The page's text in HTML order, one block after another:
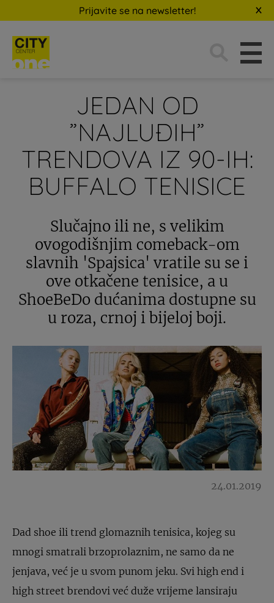
Prijavite se na newsletter!
JEDAN OD
”NAJLUĐIH”
TRENDOVA IZ 90-IH:
BUFFALO TENISICE
Slučajno ili ne, s velikim
ovogodišnjim comeback-om
slavnih 'Spajsica' vratile su se i
ove otkačene tenisice, a u
ShoeBeDo dućanima dostupne su
u roza, crnoj i bijeloj boji.
24.01.2019
Dad shoe ili trend glomaznih tenisica, kojeg su
mnogi smatrali brzoprolaznim, ne samo da ne
jenjava, već je u svom punom jeku. Svi high end i
high street brendovi već duže vrijeme lansiraju